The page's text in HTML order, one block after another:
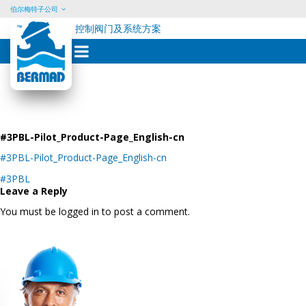
Skip
content
伯尔梅特子公司
控制阀门及系统方案
#3PBL-Pilot_Product-Page_English-cn
#3PBL-Pilot_Product-Page_English-cn
Post
navigation
#3PBL
Leave a Reply
You must be logged in to post a comment.